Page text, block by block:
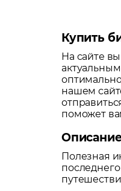
Купить
На сайте
нашем
поможет
Полезная